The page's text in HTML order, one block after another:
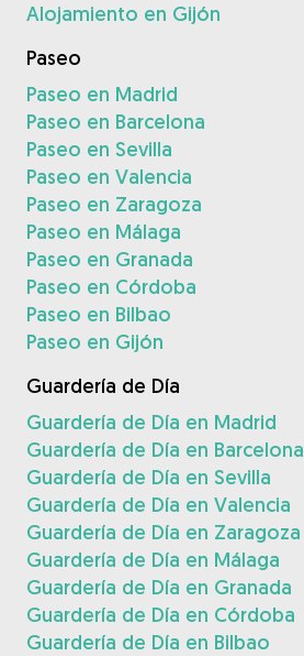
Alojamiento en Gijón
Paseo
Paseo en Madrid
Paseo en Barcelona
Paseo en Sevilla
Paseo en Valencia
Paseo en Zaragoza
Paseo en Málaga
Paseo en Granada
Paseo en Córdoba
Paseo en Bilbao
Paseo en Gijón
Guardería de Día
Guardería de Día en Madrid
Guardería de Día en Barcelona
Guardería de Día en Sevilla
Guardería de Día en Valencia
Guardería de Día en Zaragoza
Guardería de Día en Málaga
Guardería de Día en Granada
Guardería de Día en Córdoba
Guardería de Día en Bilbao